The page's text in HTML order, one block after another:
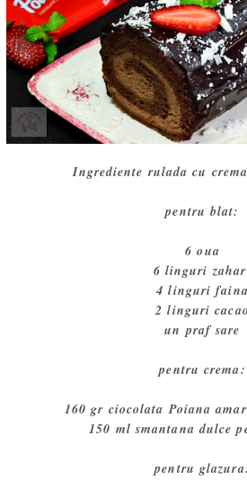
Ingrediente rulada cu
pentru blat:
6 oua
6 linguri zahar
4 linguri faina
2 linguri cacao
un praf sare
pentru crema:
160 gr ciocolata Poiana
150 ml smantana dulce
pentru